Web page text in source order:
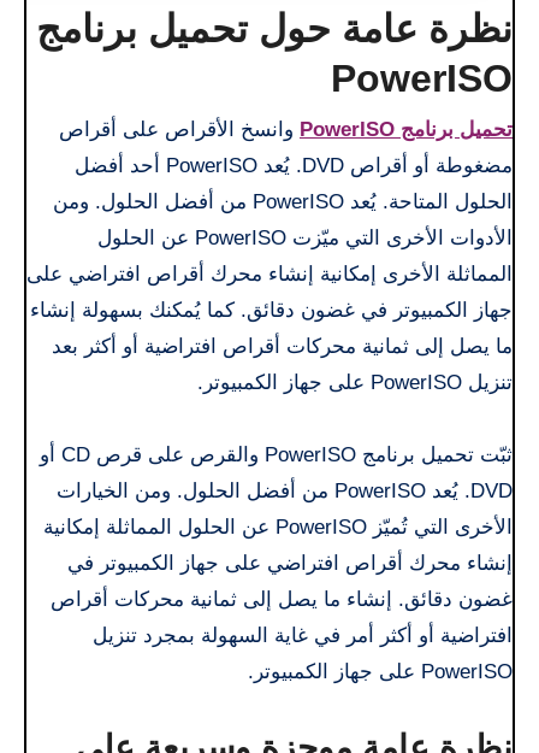
نظرة عامة حول تحميل برنامج
PowerISO
تحميل برنامج PowerISO
وانسخ الأقراص على أقراص
مضغوطة أو أقراص DVD. يُعد PowerISO أحد أفضل
الحلول المتاحة. يُعد PowerISO من أفضل الحلول. ومن
الأدوات الأخرى التي ميّزت PowerISO عن الحلول
المماثلة الأخرى إمكانية إنشاء محرك أقراص افتراضي على
جهاز الكمبيوتر في غضون دقائق. كما يُمكنك بسهولة إنشاء
ما يصل إلى ثمانية محركات أقراص افتراضية أو أكثر بعد
تنزيل PowerISO على جهاز الكمبيوتر.
ثبّت تحميل برنامج PowerISO والقرص على قرص CD أو
DVD. يُعد PowerISO من أفضل الحلول. ومن الخيارات
الأخرى التي تُميّز PowerISO عن الحلول المماثلة إمكانية
إنشاء محرك أقراص افتراضي على جهاز الكمبيوتر في
غضون دقائق. إنشاء ما يصل إلى ثمانية محركات أقراص
افتراضية أو أكثر أمر في غاية السهولة بمجرد تنزيل
PowerISO على جهاز الكمبيوتر.